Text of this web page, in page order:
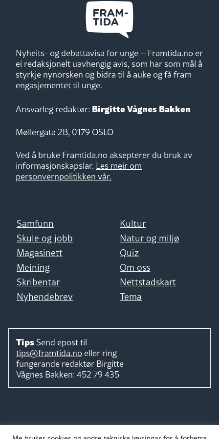
Nyheits- og debattavisa for unge – Framtida.no er
ei redaksjonelt uavhengig avis, som har som mål å
styrkje nynorsken og bidra til å auke og få fram
engasjementet til unge.
Ansvarleg redaktør: Birgitte Vågnes Bakken
Møllergata 2B, 0179 OSLO
Ved å bruke Framtida.no aksepterer du bruk av
informasjonskapslar. Les meir om
personvernpolitikken vår.
Samfunn
Kultur
Skule og jobb
Natur og miljø
Magasinett
Quiz
Meining
Om oss
Skribentar
Nettstadskart
Nyhendebrev
Tema
Tips Send epost til
tips@framtida.no eller ring
fungerande redaktør Birgitte
Vågnes Bakken: 452 79 435